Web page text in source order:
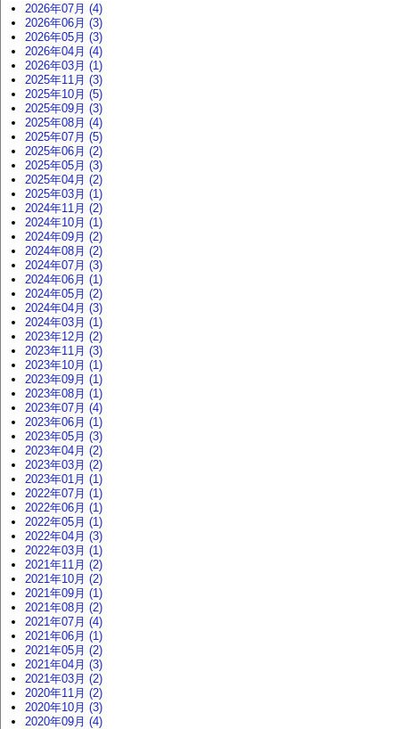
2026年07月 (4)
2026年06月 (3)
2026年05月 (3)
2026年04月 (4)
2026年03月 (1)
2025年11月 (3)
2025年10月 (5)
2025年09月 (3)
2025年08月 (4)
2025年07月 (5)
2025年06月 (2)
2025年05月 (3)
2025年04月 (2)
2025年03月 (1)
2024年11月 (2)
2024年10月 (1)
2024年09月 (2)
2024年08月 (2)
2024年07月 (3)
2024年06月 (1)
2024年05月 (2)
2024年04月 (3)
2024年03月 (1)
2023年12月 (2)
2023年11月 (3)
2023年10月 (1)
2023年09月 (1)
2023年08月 (1)
2023年07月 (4)
2023年06月 (1)
2023年05月 (3)
2023年04月 (2)
2023年03月 (2)
2023年01月 (1)
2022年07月 (1)
2022年06月 (1)
2022年05月 (1)
2022年04月 (3)
2022年03月 (1)
2021年11月 (2)
2021年10月 (2)
2021年09月 (1)
2021年08月 (2)
2021年07月 (4)
2021年06月 (1)
2021年05月 (2)
2021年04月 (3)
2021年03月 (2)
2020年11月 (2)
2020年10月 (3)
2020年09月 (4)